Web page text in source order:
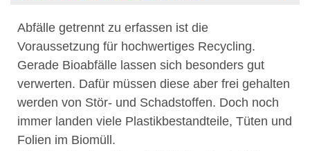
Abfälle getrennt zu erfassen ist die
Voraussetzung für hochwertiges Recycling.
Gerade Bioabfälle lassen sich besonders gut
verwerten. Dafür müssen diese aber frei gehalten
werden von Stör- und Schadstoffen. Doch noch
immer landen viele Plastikbestandteile, Tüten und
Folien im Biomüll.